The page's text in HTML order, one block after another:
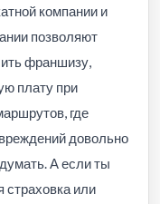
компании и
позволяют
франшизу,
плату при
где
довольно
А если ты
страховка или